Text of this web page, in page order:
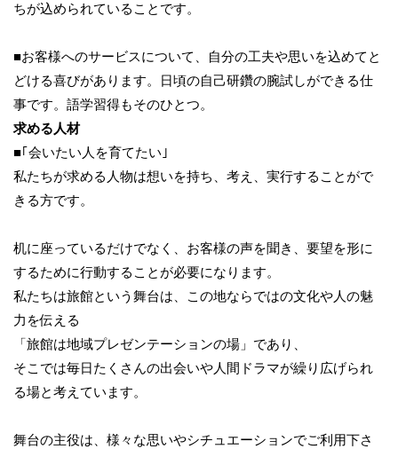
ちが込められていることです。
■お客様へのサービスについて、自分の工夫や思いを込めてと
どける喜びがあります。日頃の自己研鑽の腕試しができる仕
事です。語学習得もそのひとつ。
求める人材
■｢会いたい人を育てたい｣
私たちが求める人物は想いを持ち、考え、実行することがで
きる方です。
机に座っているだけでなく、お客様の声を聞き、要望を形に
するために行動することが必要になります。
私たちは旅館という舞台は、この地ならではの文化や人の魅
力を伝える
「旅館は地域プレゼンテーションの場」であり、
そこでは毎日たくさんの出会いや人間ドラマが繰り広げられ
る場と考えています。
舞台の主役は、様々な思いやシチュエーションでご利用下さ